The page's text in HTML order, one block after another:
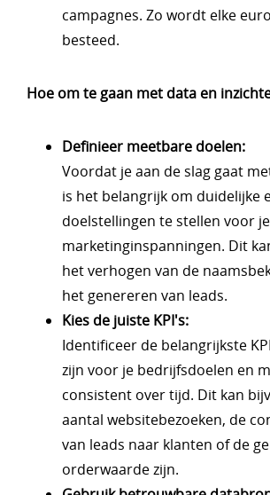
campagnes. Zo wordt elke
besteed.
Hoe om te gaan met data en
Definieer meetbare doelen:
Voordat je aan de slag gaat
is het belangrijk om duidelijke
doelstellingen te stellen voor je
marketinginspanningen. Dit
het verhogen van de
het genereren van leads.
Kies de juiste KPI's:
Identificeer de belangrijkste
zijn voor je bedrijfsdoelen en
consistent over tijd. Dit kan
aantal websitebezoeken, de
van leads naar klanten of de
orderwaarde zijn.